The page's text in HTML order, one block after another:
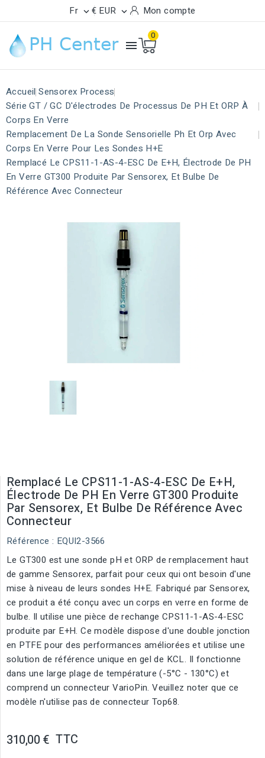
Fr  € EUR  Mon compte

0
Accueil Sensorex Process
Série GT / GC D'électrodes De Processus De PH Et ORP À
Corps En Verre
Remplacement De La Sonde Sensorielle Ph Et Orp Avec
Corps En Verre Pour Les Sondes H+e
Remplacé Le CPS11-1-AS-4-ESC De E+H, Électrode De PH
En Verre GT300 Produite Par Sensorex, Et Bulbe De
Référence Avec Connecteur
Remplacé Le CPS11-1-AS-4-ESC De E+H,
Électrode De PH En Verre GT300 Produite
Par Sensorex, Et Bulbe De Référence Avec
Connecteur
Référence : EQUI2-3566
Le GT300 est une sonde pH et ORP de remplacement haut
de gamme Sensorex, parfait pour ceux qui ont besoin d'une
mise à niveau de leurs sondes H+E. Fabriqué par Sensorex,
ce produit a été conçu avec un corps en verre en forme de
bulbe. Il utilise une pièce de rechange CPS11-1-AS-4-ESC
produite par E+H. Ce modèle dispose d'une double jonction
en PTFE pour des performances améliorées et utilise une
solution de référence unique en gel de KCL. Il fonctionne
dans une large plage de température (-5°C - 130°C) et
comprend un connecteur VarioPin. Veuillez noter que ce
modèle n'utilise pas de connecteur Top68.
310,00 € TTC